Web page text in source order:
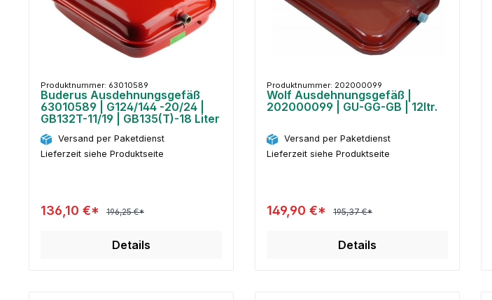
Produktnummer: 63010589
Buderus Ausdehnungsgefäß
63010589 | G124/144 -20/24 |
GB132T-11/19 | GB135(T)-18 Liter
Versand per Paketdienst
Lieferzeit siehe Produktseite
136,10 €* 196,25 €*
Details
Produktnummer: 202000099
Wolf Ausdehnungsgefäß |
202000099 | GU-GG-GB | 12ltr.
Versand per Paketdienst
Lieferzeit siehe Produktseite
149,90 €* 195,37 €*
Details